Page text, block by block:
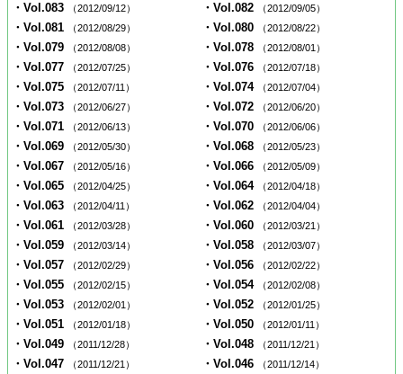
・Vol.083 （2012/09/12） ・Vol.082 （2012/09/05）
・Vol.081 （2012/08/29） ・Vol.080 （2012/08/22）
・Vol.079 （2012/08/08） ・Vol.078 （2012/08/01）
・Vol.077 （2012/07/25） ・Vol.076 （2012/07/18）
・Vol.075 （2012/07/11） ・Vol.074 （2012/07/04）
・Vol.073 （2012/06/27） ・Vol.072 （2012/06/20）
・Vol.071 （2012/06/13） ・Vol.070 （2012/06/06）
・Vol.069 （2012/05/30） ・Vol.068 （2012/05/23）
・Vol.067 （2012/05/16） ・Vol.066 （2012/05/09）
・Vol.065 （2012/04/25） ・Vol.064 （2012/04/18）
・Vol.063 （2012/04/11） ・Vol.062 （2012/04/04）
・Vol.061 （2012/03/28） ・Vol.060 （2012/03/21）
・Vol.059 （2012/03/14） ・Vol.058 （2012/03/07）
・Vol.057 （2012/02/29） ・Vol.056 （2012/02/22）
・Vol.055 （2012/02/15） ・Vol.054 （2012/02/08）
・Vol.053 （2012/02/01） ・Vol.052 （2012/01/25）
・Vol.051 （2012/01/18） ・Vol.050 （2012/01/11）
・Vol.049 （2011/12/28） ・Vol.048 （2011/12/21）
・Vol.047 （2011/12/21） ・Vol.046 （2011/12/14）